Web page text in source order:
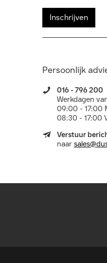
Inschrijven
Persoonlijk
016 - 796 200
Werkdagen
09:00 - 17:00
08:30 - 17:00
Verstuur
naar